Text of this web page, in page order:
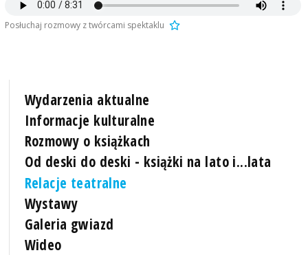
Posłuchaj rozmowy z twórcami spektaklu
Wydarzenia aktualne
Informacje kulturalne
Rozmowy o książkach
Od deski do deski - książki na lato i...lata
Relacje teatralne
Wystawy
Galeria gwiazd
Wideo